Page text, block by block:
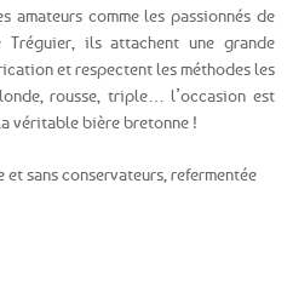
amateurs comme les passionnés de
Tréguier, ils attachent une grande
et respectent les méthodes les
rousse, triple… l’occasion est
véritable bière bretonne !
sans conservateurs, refermentée